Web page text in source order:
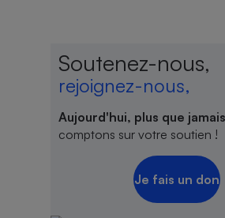
Soutenez-nous,
rejoignez-nous,
Aujourd'hui, plus que jamais
comptons sur votre soutien !
Je fais un don